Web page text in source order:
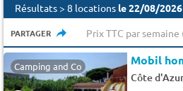
Résultats > 8 locations le 22/08/2026
PARTAGER Prix TTC par
Camping and Co
Côte